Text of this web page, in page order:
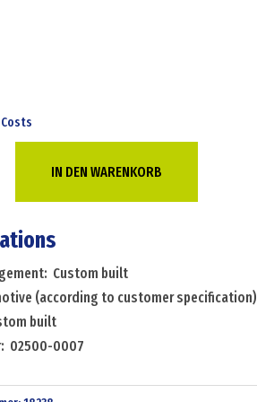
IN DEN WARENKORB
Custom built
(according to customer specification)
built
02500-0007